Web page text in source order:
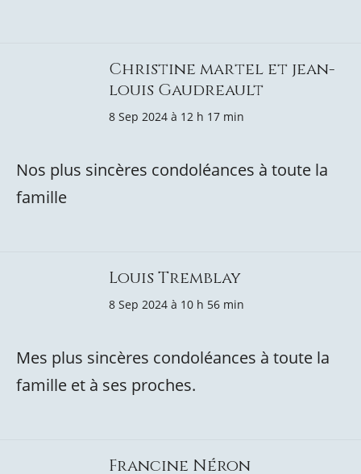
Christine martel et jean-
louis Gaudreault
8 Sep 2024 à 12 h 17 min
Nos plus sincères condoléances à toute la
famille
Louis Tremblay
8 Sep 2024 à 10 h 56 min
Mes plus sincères condoléances à toute la
famille et à ses proches.
Francine Néron